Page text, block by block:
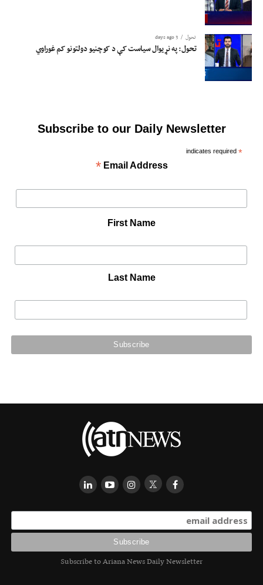
تحول 3 days ago
تحول: په نړیوال سیاست کې د کوچنیو دولتونو کم غوراوي
Subscribe to our Daily Newsletter
*
indicates required
Email Address
*
First Name
Last Name
Subscribe to Ariana News Daily Newsletter